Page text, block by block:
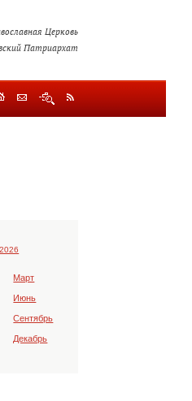
Церковь
Патриархат
2026
Март
Июнь
Сентябрь
Декабрь